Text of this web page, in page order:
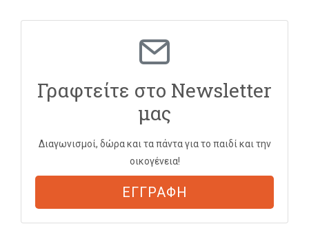
Γραφτείτε στο Newsletter
μας
Διαγωνισμοί, δώρα και τα πάντα για το παιδί και την
οικογένεια!
ΕΓΓΡΑΦΗ